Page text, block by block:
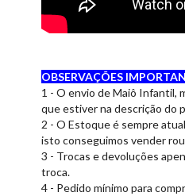
OBSERVAÇÕES
1 - O envio de Maiô Infantil,
que estiver na descrição do
2 - O Estoque é sempre
isto conseguimos vender
3 - Trocas e devoluções
troca.
4 - Pedido mínimo para